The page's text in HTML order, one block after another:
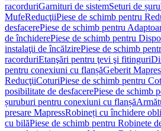
racorduriGarnituri de sistemSeturi de
MufeReducţiiPiese de schimb pentru
desfacerePiese de schimb pentru
de închiderePiese de schimb pentru
instalaţii de încălzirePiese de schimb
racorduriEtanşări pentru ţevi şi fitinguri
pentru conexiuni cu flanșăGeberit
ReducţiiCoturiPiese de schimb pentru
posibilitate de desfacerePiese de schimb
șuruburi pentru conexiuni cu flanșă
presare MapressRobineți cu închidere
cu bilăPiese de schimb pentru Robinete